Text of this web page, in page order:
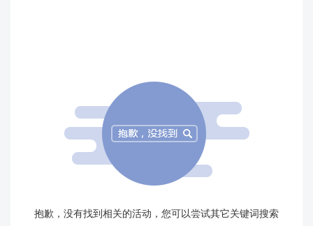
抱歉，没有找到相关的活动，您可以尝试其它关键词搜索